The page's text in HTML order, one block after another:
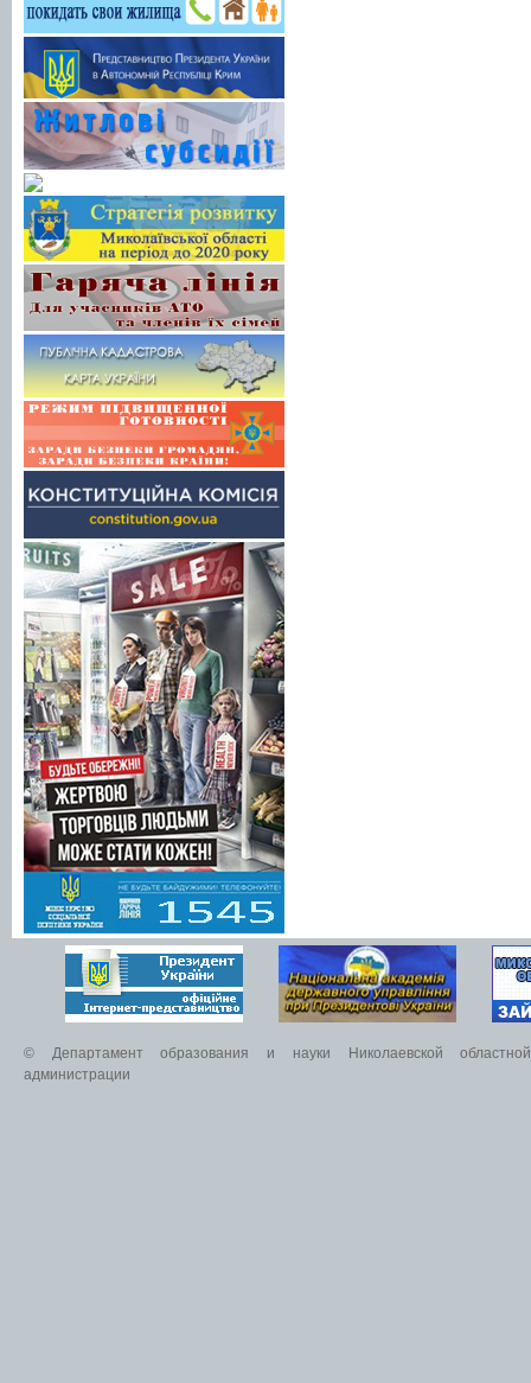
© Департамент образования и науки Николаевской областной
администрации